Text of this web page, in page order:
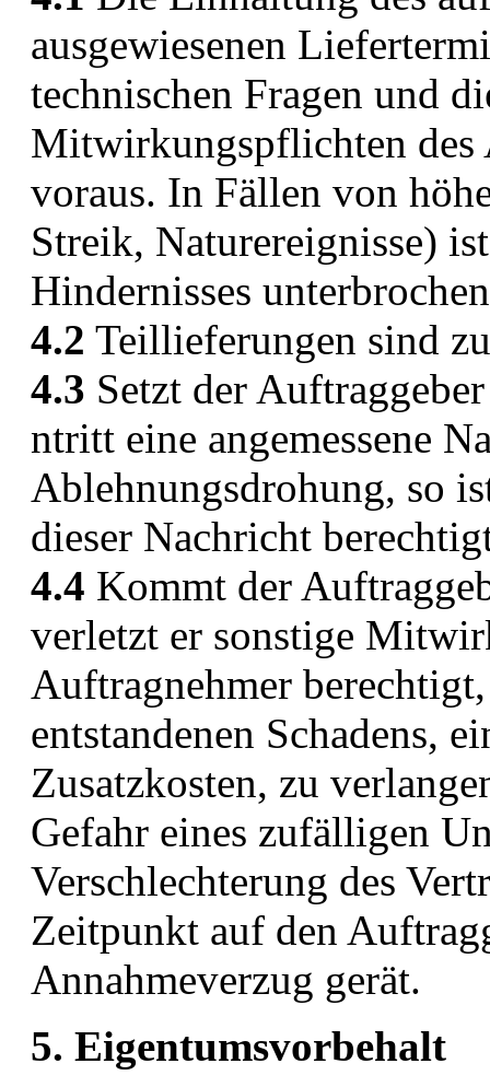
ausgewiesenen
technischen Fragen und
Mitwirkungspflichten des
voraus. In Fällen von
Streik, Naturereignisse)
Hindernisses
4.2 Teillieferungen sind
4.3 Setzt der
ntritt eine angemessene
Ablehnungsdrohung, so
dieser Nachricht
4.4 Kommt der
verletzt er sonstige
Auftragnehmer
entstandenen Schadens,
Zusatzkosten, zu
Gefahr eines zufälligen
Verschlechterung des
Zeitpunkt auf den
Annahmeverzug gerät.
5. Eigentumsvorbehalt